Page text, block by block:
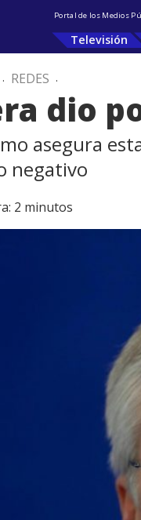
Portal de los Medios
Televisión
. REDES .
dio
asegura
negativo
2 minutos